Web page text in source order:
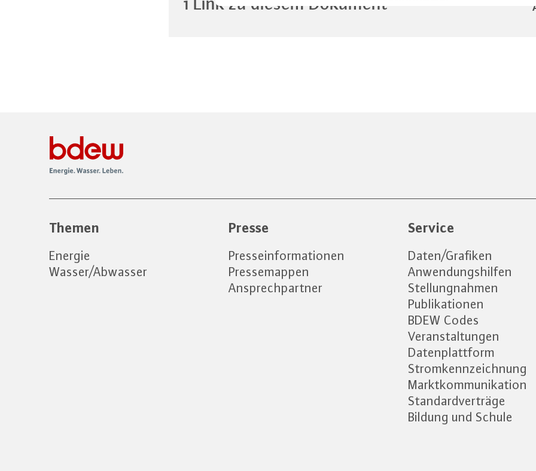
Themen
Energie
Wasser/Abwasser
Presse
Presseinformationen
Pressemappen
Ansprechpartner
Service
Daten/Grafiken
Anwendungshilfen
Stellungnahmen
Publikationen
BDEW Codes
Veranstaltungen
Datenplattform
Stromkennzeichnung
Marktkommunikation
Standardverträge
Bildung und Schule